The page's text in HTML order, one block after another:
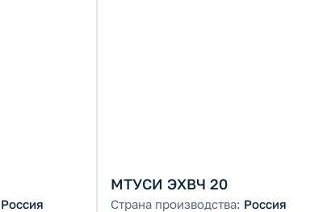
Россия
МТУСИ ЭХВЧ 20
Страна производства: Россия